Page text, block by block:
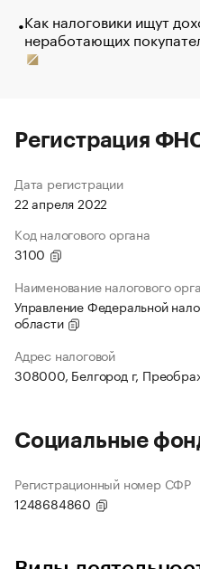
Как налоговики ищут
неработающих
Регистрация
Дата регистрации
22 апреля 2022
Код налогового органа
3100
Наименование налогового
Управление Федеральной
области
Адрес налоговой
308000, Белгород г,
Социальные
Регистрационный номер СФР
1248684860